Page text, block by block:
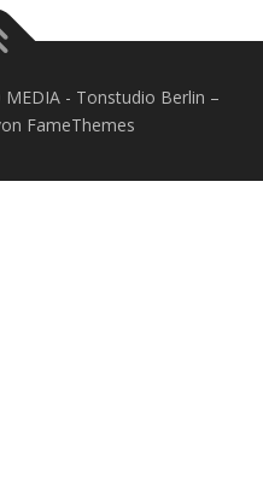
- Tonstudio Berlin –
FameThemes